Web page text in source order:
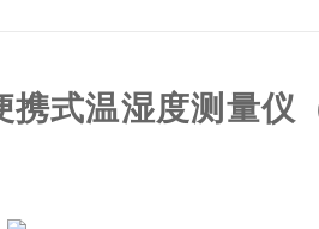
携式温湿度测量仪